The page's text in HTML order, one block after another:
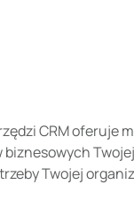
CRM oferuje
Twojej